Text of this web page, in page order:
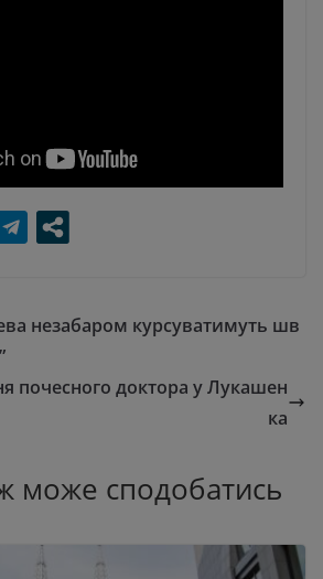
незабаром курсуватимуть шв
почесного доктора у Лукашен
ка
може сподобатись